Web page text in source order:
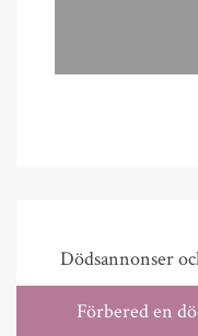
Dödsannonser
Förbered en